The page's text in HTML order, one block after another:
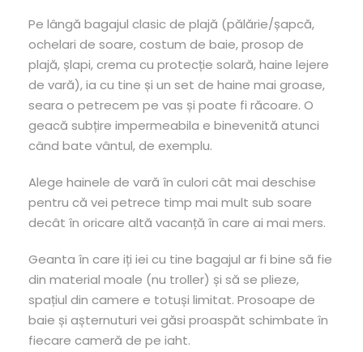
Pe lângă bagajul clasic de plajă (pălărie/șapcă,
ochelari de soare, costum de baie, prosop de
plajă, șlapi, crema cu protecție solară, haine lejere
de vară), ia cu tine și un set de haine mai groase,
seara o petrecem pe vas și poate fi răcoare. O
geacă subțire impermeabila e binevenită atunci
când bate vântul, de exemplu.
Alege hainele de vară în culori cât mai deschise
pentru că vei petrece timp mai mult sub soare
decât în oricare altă vacanță în care ai mai mers.
Geanta în care iți iei cu tine bagajul ar fi bine să fie
din material moale (nu troller) și să se plieze,
spațiul din camere e totuși limitat. Prosoape de
baie și așternuturi vei găsi proaspăt schimbate în
fiecare cameră de pe iaht.